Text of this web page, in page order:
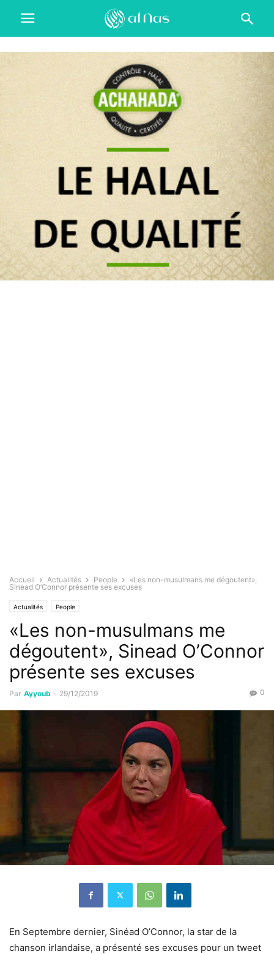
Accueil Actualités People
«Les non-musulmans me dégoutent»,
Sinead O’Connor présente ses excuses
Actualités People
«Les non-musulmans me
dégoutent», Sinead O’Connor
présente ses excuses
Par Ayyoub - 29/12/2019 0
En Septembre dernier, Sinéad O’Connor, la star de la
chanson irlandaise, a présenté ses excuses pour un tweet